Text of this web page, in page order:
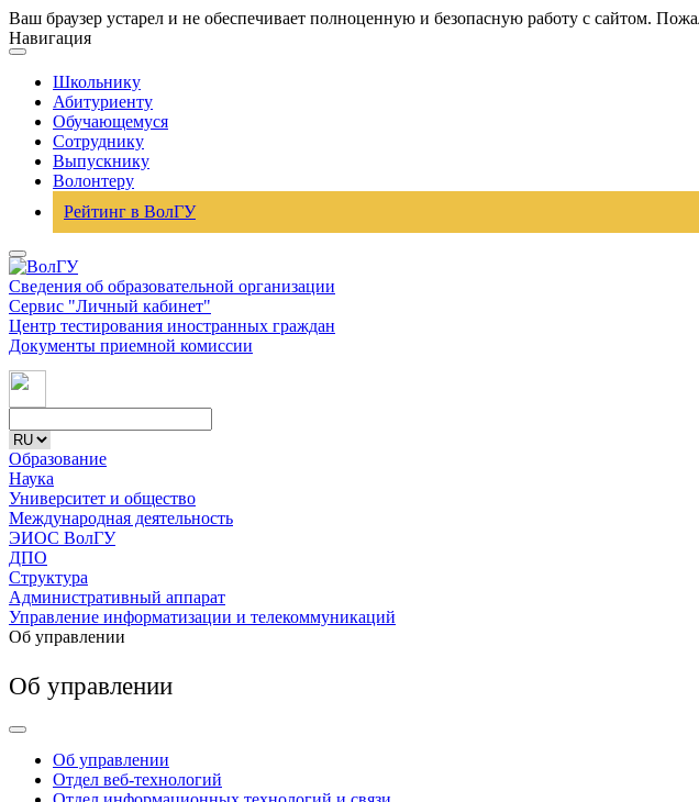
Ваш браузер устарел и не обеспечивает полноценную и безопасную работу с сайтом.
Навигация
Школьнику
Абитуриенту
Обучающемуся
Сотруднику
Выпускнику
Волонтеру
Рейтинг в ВолГУ
Сведения об образовательной организации
Сервис "Личный кабинет"
Центр тестирования иностранных граждан
Документы приемной комиссии
Образование
Наука
Университет и общество
Международная деятельность
ЭИОС ВолГУ
ДПО
Структура
Административный аппарат
Управление информатизации и телекоммуникаций
Об управлении
Об управлении
Об управлении
Отдел веб-технологий